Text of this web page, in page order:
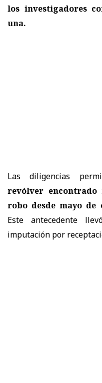
los investigadores
una.
Las diligencias
revólver
robo desde mayo de
Este antecedente
imputación por